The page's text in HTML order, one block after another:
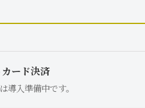
ード決済
入準備中です。